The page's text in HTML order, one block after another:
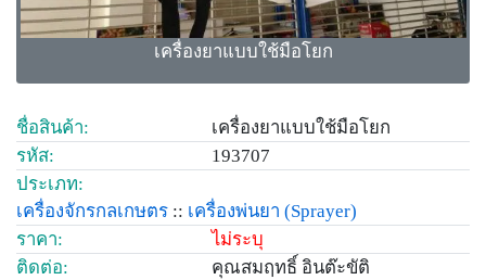
เครื่องยาแบบใช้มือโยก
ชื่อสินค้า:
เครื่องยาแบบใช้มือโยก
รหัส:
193707
ประเภท:
เครื่องจักรกลเกษตร :: เครื่องพ่นยา (Sprayer)
ราคา:
ไม่ระบุ
ติดต่อ:
คุณสมฤทธิ์ อินต๊ะขัติ